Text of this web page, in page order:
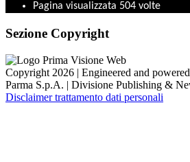
Pagina visualizzata 504 volte
Sezione Copyright
Copyright 2026 | Engineered and
Parma S.p.A. | Divisione Publishing &
Disclaimer trattamento dati personali